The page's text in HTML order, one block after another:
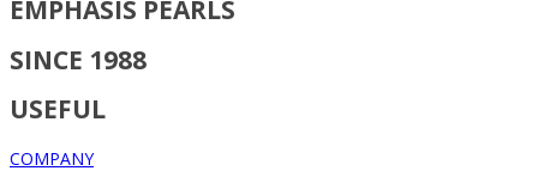
EMPHASIS PEARLS
SINCE 1988
USEFUL
COMPANY